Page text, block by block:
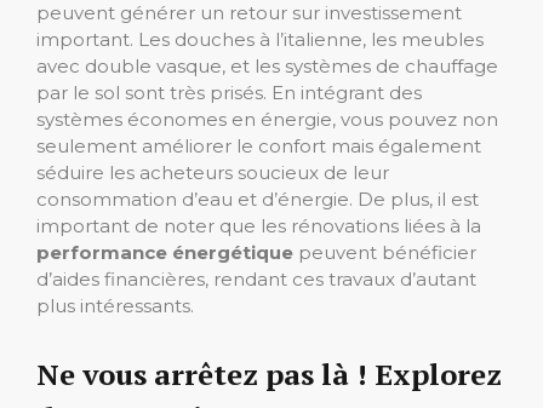
peuvent générer un retour sur investissement
important. Les douches à l’italienne, les meubles
avec double vasque, et les systèmes de chauffage
par le sol sont très prisés. En intégrant des
systèmes économes en énergie, vous pouvez non
seulement améliorer le confort mais également
séduire les acheteurs soucieux de leur
consommation d’eau et d’énergie. De plus, il est
important de noter que les rénovations liées à la
performance énergétique peuvent bénéficier
d’aides financières, rendant ces travaux d’autant
plus intéressants.
Ne vous arrêtez pas là ! Explorez